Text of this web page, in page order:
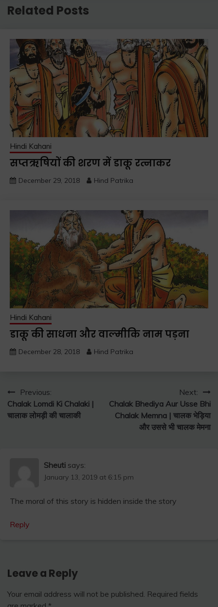
Related Posts
Hindi Kahani
सप्तऋषियों की शरण में डाकू रत्नाकर
December 29, 2018 Hind Patrika
Hindi Kahani
डाकू की साधना और वाल्मीकि नाम पड़ना
December 28, 2018 Hind Patrika
Post
navigation
Previous:
Chalak Lomdi Ki Chalaki |
चालाक लोमड़ी की चालाकी
Next:
Chalak Bhediya Aur Usse Bhi
Chalak Memna | चालक भेड़िया
और उससे भी चालक मेमना
Sheuti says:
January 13, 2019 at 6:15 pm
The moral of this story is hidden inside the story
Reply
Leave a Reply
Your email address will not be published. Required fields